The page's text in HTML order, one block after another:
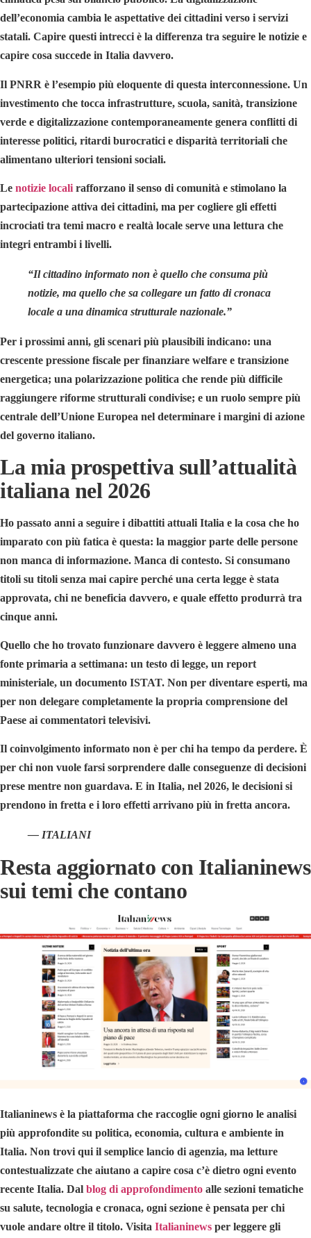
dell’economia cambia le aspettative dei cittadini verso i servizi
statali. Capire questi intrecci è la differenza tra seguire le notizie e
capire cosa succede in Italia davvero.
Il PNRR è l’esempio più eloquente di questa interconnessione. Un
investimento che tocca infrastrutture, scuola, sanità, transizione
verde e digitalizzazione contemporaneamente genera conflitti di
interesse politici, ritardi burocratici e disparità territoriali che
alimentano ulteriori tensioni sociali.
Le notizie locali rafforzano il senso di comunità e stimolano la
partecipazione attiva dei cittadini, ma per cogliere gli effetti
incrociati tra temi macro e realtà locale serve una lettura che
integri entrambi i livelli.
“Il cittadino informato non è quello che consuma più
notizie, ma quello che sa collegare un fatto di cronaca
locale a una dinamica strutturale nazionale.”
Per i prossimi anni, gli scenari più plausibili indicano: una
crescente pressione fiscale per finanziare welfare e transizione
energetica; una polarizzazione politica che rende più difficile
raggiungere riforme strutturali condivise; e un ruolo sempre più
centrale dell’Unione Europea nel determinare i margini di azione
del governo italiano.
La mia prospettiva sull’attualità
italiana nel 2026
Ho passato anni a seguire i dibattiti attuali Italia e la cosa che ho
imparato con più fatica è questa: la maggior parte delle persone
non manca di informazione. Manca di contesto. Si consumano
titoli su titoli senza mai capire perché una certa legge è stata
approvata, chi ne beneficia davvero, e quale effetto produrrà tra
cinque anni.
Quello che ho trovato funzionare davvero è leggere almeno una
fonte primaria a settimana: un testo di legge, un report
ministeriale, un documento ISTAT. Non per diventare esperti, ma
per non delegare completamente la propria comprensione del
Paese ai commentatori televisivi.
Il coinvolgimento informato non è per chi ha tempo da perdere. È
per chi non vuole farsi sorprendere dalle conseguenze di decisioni
prese mentre non guardava. E in Italia, nel 2026, le decisioni si
prendono in fretta e i loro effetti arrivano più in fretta ancora.
— ITALIANI
Resta aggiornato con Italianinews
sui temi che contano
Italianinews è la piattaforma che raccoglie ogni giorno le analisi
più approfondite su politica, economia, cultura e ambiente in
Italia. Non trovi qui il semplice lancio di agenzia, ma letture
contestualizzate che aiutano a capire cosa c’è dietro ogni evento
recente Italia. Dal blog di approfondimento alle sezioni tematiche
su salute, tecnologia e cronaca, ogni sezione è pensata per chi
vuole andare oltre il titolo. Visita Italianinews per leggere gli